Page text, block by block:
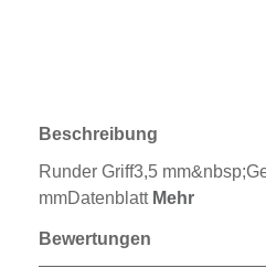
Beschreibung
Runder Griff3,5
mmDatenblatt Mehr
Bewertungen